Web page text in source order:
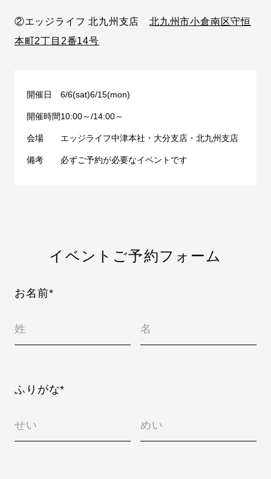
②エッジライフ 北九州支店北九州市小倉南区守恒
本町2丁目2番14号
開催日 6/6(sat)6/15(mon)
開催時間10:00～/14:00～
会場 エッジライフ中津本社・大分支店・北九州支店
備考 必ずご予約が必要なイベントです
イベントご予約フォーム
お名前*
ふりがな*